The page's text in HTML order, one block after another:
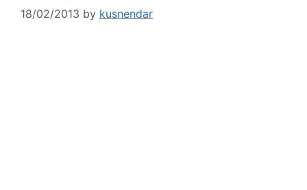
18/02/2013 by kusnendar